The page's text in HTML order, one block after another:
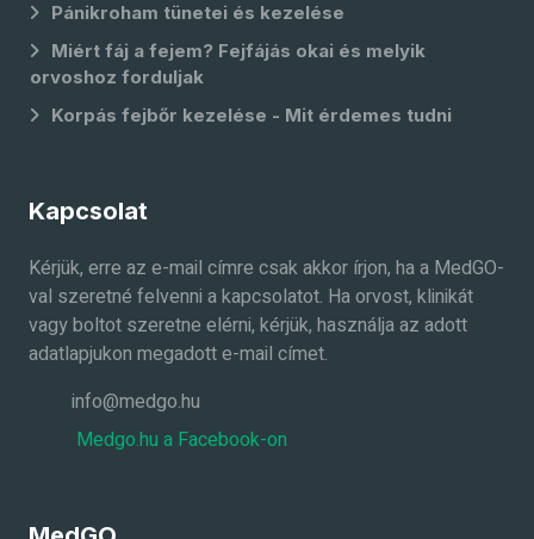
Pánikroham tünetei és kezelése
Miért fáj a fejem? Fejfájás okai és melyik
orvoshoz forduljak
Korpás fejbőr kezelése - Mit érdemes tudni
Kapcsolat
Kérjük, erre az e-mail címre csak akkor írjon, ha a MedGO-
val szeretné felvenni a kapcsolatot. Ha orvost, klinikát
vagy boltot szeretne elérni, kérjük, használja az adott
adatlapjukon megadott e-mail címet.
info@medgo.hu
Medgo.hu a Facebook-on